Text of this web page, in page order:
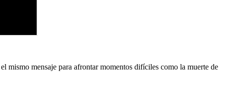
mismo mensaje para afrontar momentos difíciles como la muerte de